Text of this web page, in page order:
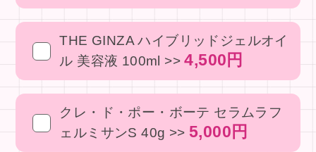
THE GINZA ハイブリッドジェルオイ
ル 美容液 100ml >>4,500円
クレ・ド・ポー・ボーテ セラムラフ
ェルミサンS 40g >>5,000円